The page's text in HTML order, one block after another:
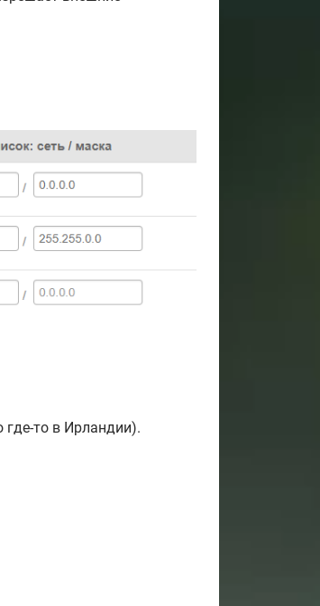
где-то в Ирландии).